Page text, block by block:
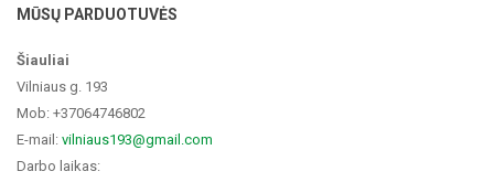
MŪSŲ PARDUOTUVĖS
Šiauliai
Vilniaus g. 193
Mob: +37064746802
E-mail: vilniaus193@gmail.com
Darbo laikas: